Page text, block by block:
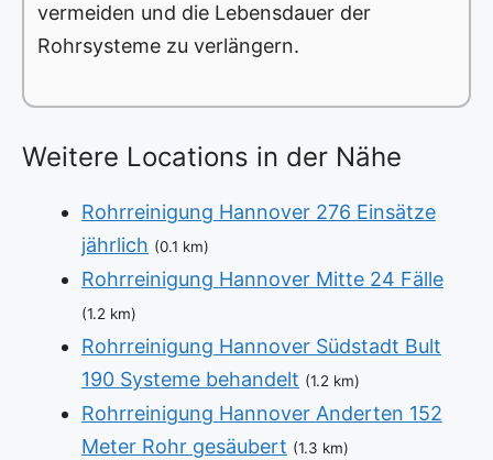
vermeiden und die Lebensdauer der
Rohrsysteme zu verlängern.
Weitere Locations in der Nähe
Rohrreinigung Hannover 276 Einsätze
jährlich (0.1 km)
Rohrreinigung Hannover Mitte 24 Fälle
(1.2 km)
Rohrreinigung Hannover Südstadt Bult
190 Systeme behandelt (1.2 km)
Rohrreinigung Hannover Anderten 152
Meter Rohr gesäubert (1.3 km)